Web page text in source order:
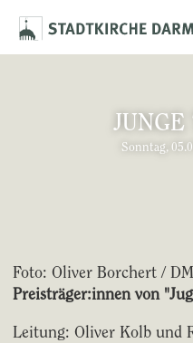
Sonntag,
Foto: Oliver Borchert /
Preisträger:innen von
Leitung: Oliver Kolb und